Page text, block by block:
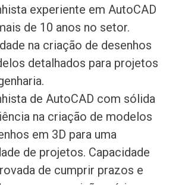
experiente em AutoCAD
de 10 anos no setor.
na criação de desenhos
detalhados para projetos
de AutoCAD com sólida
na criação de modelos
em 3D para uma
de projetos. Capacidade
de cumprir prazos e